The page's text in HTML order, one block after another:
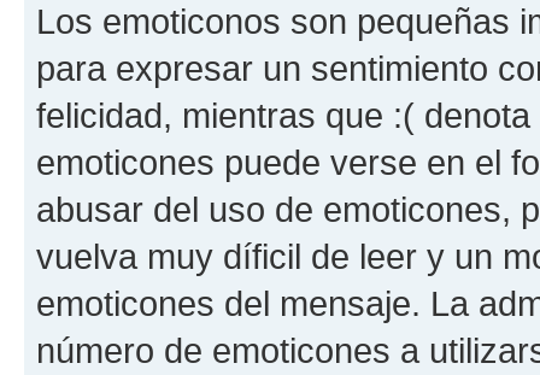
Los emoticonos son pequeñas
para expresar un sentimiento
felicidad, mientras que :(
emoticones puede verse en el
abusar del uso de emoticones,
vuelva muy díficil de leer y un
emoticones del mensaje. La
número de emoticones a